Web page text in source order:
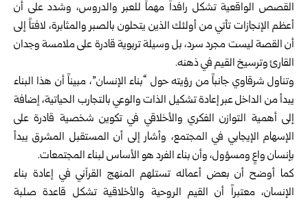
القصص الواقعية تشكل رافداً مهماً للعبر والدروس، وشدد على أن
أعظم الإنجازات تأتي من أولئك الذين يتحلون بالصبر والمثابرة، لافتاً إلى
أن القصة ليست مجرد سرد، بل وسيلة تربوية قادرة على ملامسة وجدان
القارئ وترسيخ القيم في ذهنه.
وتناول شرقاوي جانباً من رؤيته حول “بناء الإنسان”، مبيناً أن هذا البناء
يبدأ من الداخل عبر إعادة تشكيل الذات والوعي بالتجارب الحياتية، إضافة
إلى أهمية التوازن الفكري والأخلاقي في تكوين شخصية قادرة على
الإسهام الإيجابي في المجتمع، وأشار إلى أن المستقبل المشرق يبدأ
بإنسان واعٍ ومسؤول، وأن بناء الفرد هو الأساس لبناء المجتمعات.
كما أوضح أن بعض أعماله تستلهم المنهج القرآني في إعادة بناء
الإنسان، معتبراً أن القيم الروحية والأخلاقية تشكل قاعدة صلبة